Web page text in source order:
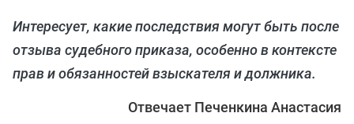
Интересует, какие последствия могут быть после
отзыва судебного приказа, особенно в контексте
прав и обязанностей взыскателя и должника.
Отвечает Печенкина Анастасия